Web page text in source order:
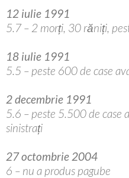
12 iulie 1991
5.7 – 2 morți, 30 răniți,
18 iulie 1991
5.5 – peste 600 de case
2 decembrie 1991
5.6 – peste 5.500 de case
sinistrați
27 octombrie 2004
6 – nu a produs pagube